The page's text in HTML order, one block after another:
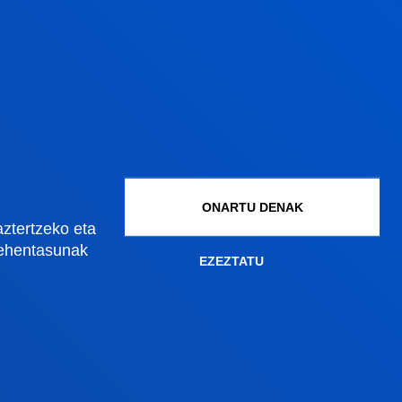
eta
ONARTU DENAK
EZEZTATU
Bekak eta laguntzak